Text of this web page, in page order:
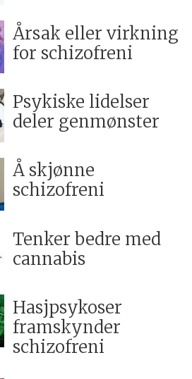
Årsak eller virkning
for schizofreni
Psykiske lidelser
deler genmønster
Å skjønne
schizofreni
Tenker bedre med
cannabis
Hasjpsykoser
framskynder
schizofreni